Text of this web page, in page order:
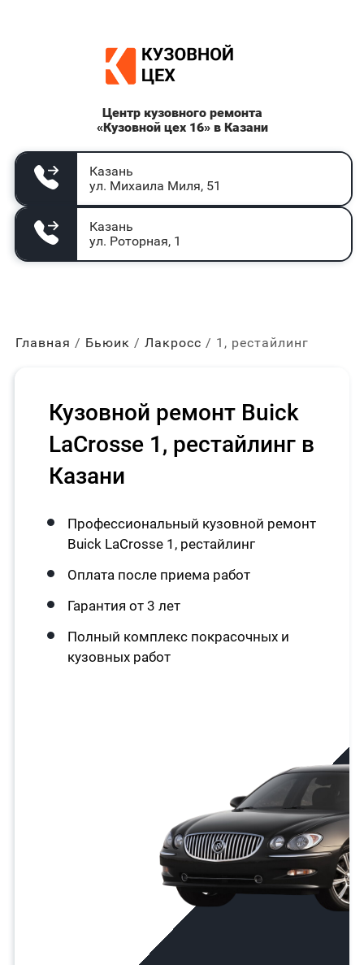
Центр кузовного ремонта
«Кузовной цех 16» в Казани
Казань
ул. Михаила Миля, 51
Казань
ул. Роторная, 1
Главная Бьюик Лакросс 1, рестайлинг
Кузовной ремонт Buick
LaCrosse 1, рестайлинг в
Казани
Профессиональный кузовной ремонт
Buick LaCrosse 1, рестайлинг
Оплата после приема работ
Гарантия от 3 лет
Полный комплекс покрасочных и
кузовных работ